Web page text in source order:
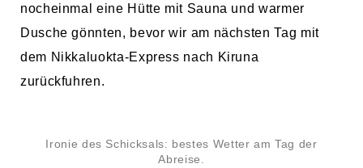
nocheinmal eine Hütte mit Sauna und warmer
Dusche gönnten, bevor wir am nächsten Tag mit
dem Nikkaluokta-Express nach Kiruna
zurückfuhren.
Ironie des Schicksals: bestes Wetter am Tag der
Abreise.